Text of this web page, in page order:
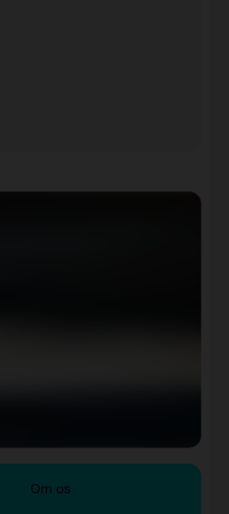
Om os